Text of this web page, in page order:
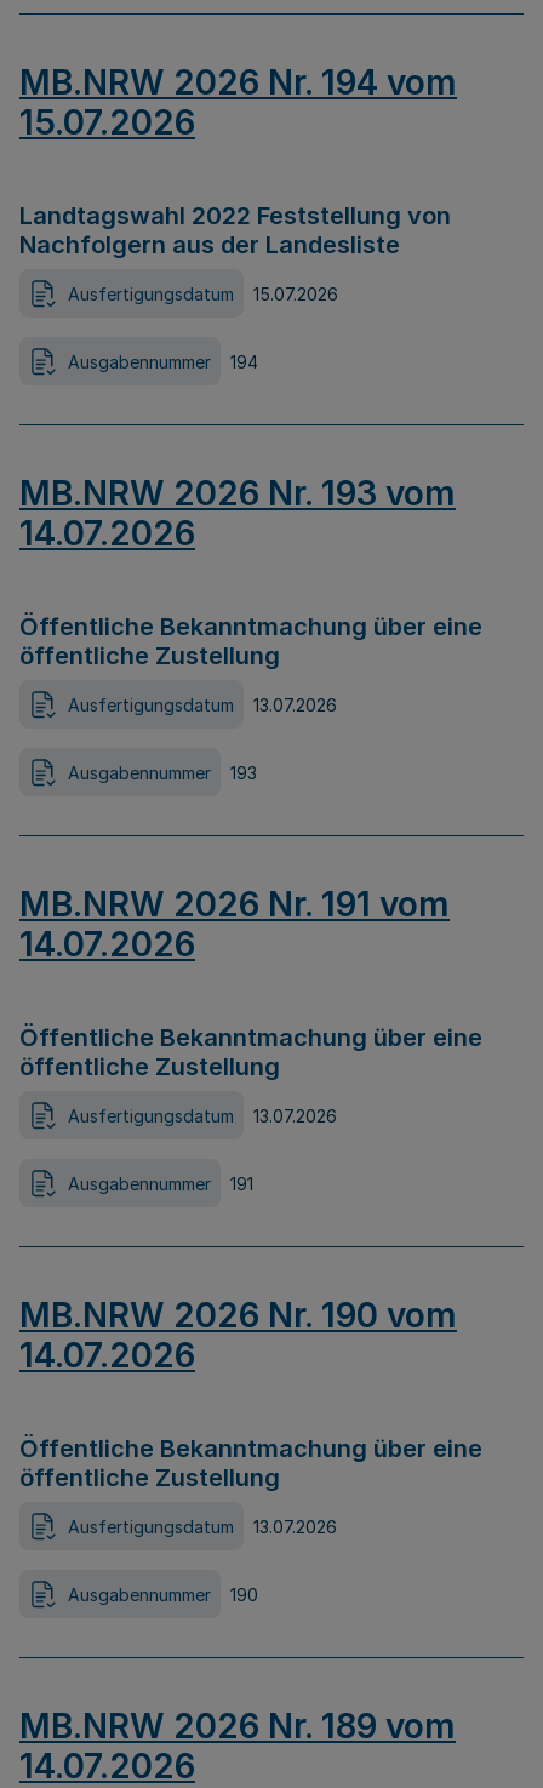
MB.NRW 2026 Nr. 194 vom
15.07.2026
Landtagswahl 2022 Feststellung von
Nachfolgern aus der Landesliste
Ausfertigungsdatum 15.07.2026
Ausgabennummer 194
MB.NRW 2026 Nr. 193 vom
14.07.2026
Öffentliche Bekanntmachung über eine
öffentliche Zustellung
Ausfertigungsdatum 13.07.2026
Ausgabennummer 193
MB.NRW 2026 Nr. 191 vom
14.07.2026
Öffentliche Bekanntmachung über eine
öffentliche Zustellung
Ausfertigungsdatum 13.07.2026
Ausgabennummer 191
MB.NRW 2026 Nr. 190 vom
14.07.2026
Öffentliche Bekanntmachung über eine
öffentliche Zustellung
Ausfertigungsdatum 13.07.2026
Ausgabennummer 190
MB.NRW 2026 Nr. 189 vom
14.07.2026